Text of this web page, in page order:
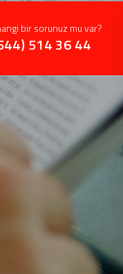
bir sorunuz mu var?
514 36 44